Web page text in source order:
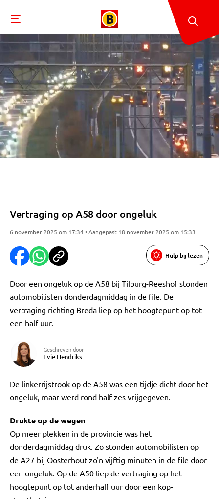
Vertraging op A58 door ongeluk
6 november 2025 om 17:34 • Aangepast 18 november 2025 om 15:33
Hulp bij lezen
Door een ongeluk op de A58 bij Tilburg-Reeshof stonden
automobilisten donderdagmiddag in de file. De
vertraging richting Breda liep op het hoogtepunt op tot
een half uur.
Geschreven door
Evie Hendriks
De linkerrijstrook op de A58 was een tijdje dicht door het
ongeluk, maar werd rond half zes vrijgegeven.
Drukte op de wegen
Op meer plekken in de provincie was het
donderdagmiddag druk. Zo stonden automobilisten op
de A27 bij Oosterhout zo'n vijftig minuten in de file door
een ongeluk. Op de A50 liep de vertraging op het
hoogtepunt op tot anderhalf uur door een kop-